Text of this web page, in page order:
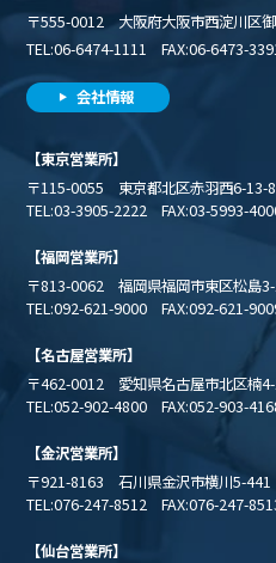
〒555-0012 大阪府大阪市西淀川区
TEL:06-6474-1111 FAX:06-6473-
会社情報
【東京営業所】
〒115-0055 東京都北区赤羽西6-13-8
TEL:03-3905-2222 FAX:03-5993-
【福岡営業所】
〒813-0062 福岡県福岡市東区松島
TEL:092-621-9000 FAX:092-621-
【名古屋営業所】
〒462-0012 愛知県名古屋市北区楠
TEL:052-902-4800 FAX:052-903-
【金沢営業所】
〒921-8163 石川県金沢市横川5-441
TEL:076-247-8512 FAX:076-247-
【仙台営業所】